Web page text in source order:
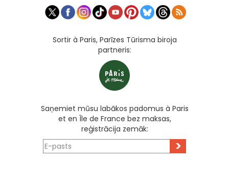
Sortir à Paris, Parīzes Tūrisma biroja
partneris:
Saņemiet mūsu labākos padomus à Paris
et en Île de France bez maksas,
reģistrācija zemāk:
>